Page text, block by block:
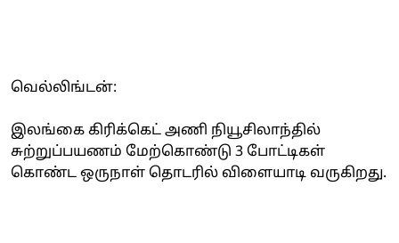
வெல்லிங்டன்:
இலங்கை கிரிக்கெட் அணி நியூசிலாந்தில்
சுற்றுப்பயணம் மேற்கொண்டு 3 போட்டிகள்
கொண்ட ஒருநாள் தொடரில் விளையாடி வருகிறது.